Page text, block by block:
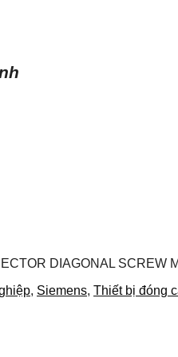
DIAGONAL
, Siemens, Thiết bị đóng